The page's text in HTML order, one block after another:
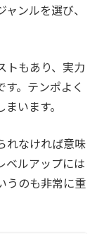
ンルを選び、
トもあり、実力
。テンポよく
います。
れなければ意味
ベルアップには
うのも非常に重